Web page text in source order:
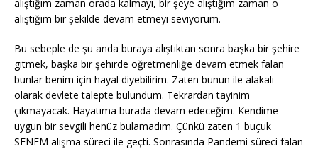
alıştığım zaman orada kalmayı, bir şeye alıştığım zaman o
alıştığım bir şekilde devam etmeyi seviyorum.
Bu sebeple de şu anda buraya alıştıktan sonra başka bir şehire
gitmek, başka bir şehirde öğretmenliğe devam etmek falan
bunlar benim için hayal diyebilirim. Zaten bunun ile alakalı
olarak devlete talepte bulundum. Tekrardan tayinim
çıkmayacak. Hayatıma burada devam edeceğim. Kendime
uygun bir sevgili henüz bulamadım. Çünkü zaten 1 buçuk
SENEM alışma süreci ile geçti. Sonrasında Pandemi süreci falan